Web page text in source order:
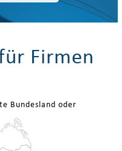
Firmen
Bundesland oder